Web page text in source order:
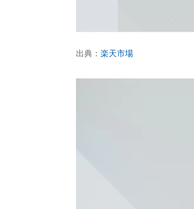
出典： 楽天市場